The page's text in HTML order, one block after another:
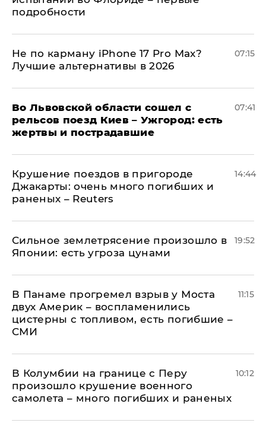
подробности
Не по карману iPhone 17 Pro Max?
Лучшие альтернативы в 2026
07:15
Во Львовской области сошел с
рельсов поезд Киев – Ужгород: есть
жертвы и пострадавшие
07:41
Крушение поездов в пригороде
Джакарты: очень много погибших и
раненых – Reuters
14:44
Сильное землетрясение произошло в
Японии: есть угроза цунами
19:52
В Панаме прогремел взрыв у Моста
двух Америк – воспламенились
цистерны с топливом, есть погибшие –
СМИ
11:15
В Колумбии на границе с Перу
произошло крушение военного
самолета – много погибших и раненых
10:12